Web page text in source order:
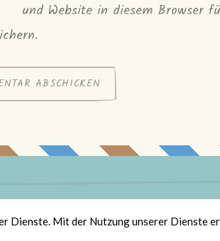
und Website in diesem Browser
Mit der Nutzung unserer Dienste